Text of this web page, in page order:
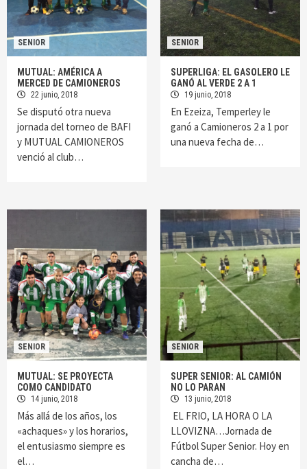
SENIOR
MUTUAL: AMÉRICA A
MERCED DE CAMIONEROS
22 junio, 2018
Se disputó otra nueva
jornada del torneo de BAFI
y MUTUAL CAMIONEROS
venció al club…
SENIOR
SUPERLIGA: EL GASOLERO LE
GANÓ AL VERDE 2 A 1
19 junio, 2018
En Ezeiza, Temperley le
ganó a Camioneros 2 a 1 por
una nueva fecha de…
SENIOR
MUTUAL: SE PROYECTA
COMO CANDIDATO
14 junio, 2018
Más allá de los años, los
«achaques» y los horarios,
el entusiasmo siempre es
el…
SENIOR
SUPER SENIOR: AL CAMIÓN
NO LO PARAN
13 junio, 2018
EL FRIO, LA HORA O LA
LLOVIZNA…Jornada de
Fútbol Super Senior. Hoy en
cancha de…